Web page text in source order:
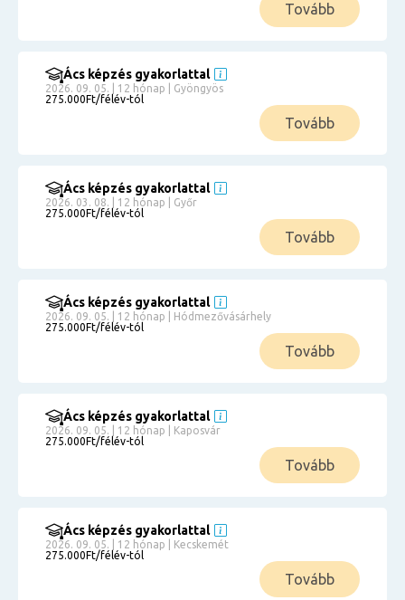
Tovább
Ács képzés gyakorlattal
2026. 09. 05. | 12 hónap | Gyöngyös
275.000Ft/félév-tól
Tovább
Ács képzés gyakorlattal
2026. 03. 08. | 12 hónap | Győr
275.000Ft/félév-tól
Tovább
Ács képzés gyakorlattal
2026. 09. 05. | 12 hónap | Hódmezővásárhely
275.000Ft/félév-tól
Tovább
Ács képzés gyakorlattal
2026. 09. 05. | 12 hónap | Kaposvár
275.000Ft/félév-tól
Tovább
Ács képzés gyakorlattal
2026. 09. 05. | 12 hónap | Kecskemét
275.000Ft/félév-tól
Tovább